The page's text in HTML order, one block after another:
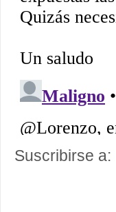
Suscribirse a: